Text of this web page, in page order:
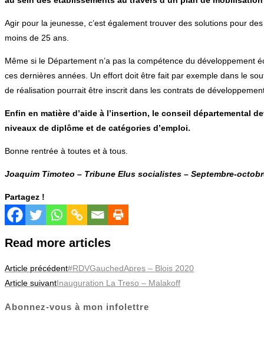
Agir pour la jeunesse, c’est également trouver des solutions pour
moins de 25 ans.
Même si le Département n’a pas la compétence du développement
ces dernières années. Un effort doit être fait par exemple dans le
de réalisation pourrait être inscrit dans les contrats de
Enfin en matière d’aide à l’insertion, le conseil départemental
niveaux de diplôme et de catégories d’emploi.
Bonne rentrée à toutes et à tous.
Joaquim Timoteo – Tribune Elus socialistes – Septembre-
Partagez !
Read more articles
Article précédent#RDVGauchedApres – Blois 2020
Article suivantInauguration La Treso – Malakoff
Abonnez-vous à mon infolettre